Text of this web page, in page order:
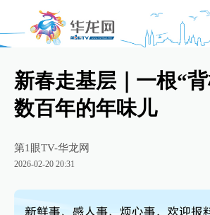
新春走基层｜一根“
数百年的年味儿
第1眼TV-华龙网
2026-02-20 20:31